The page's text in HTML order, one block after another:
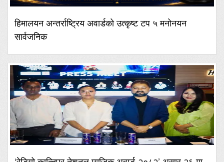
हिमालयन अन्तर्राष्ट्रिय अवार्डको उत्कृष्ट टप ५ मनोनयन
सार्वजनिक